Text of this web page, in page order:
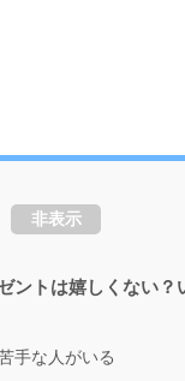
非表示
ントは嬉しくない？
手な人がいる